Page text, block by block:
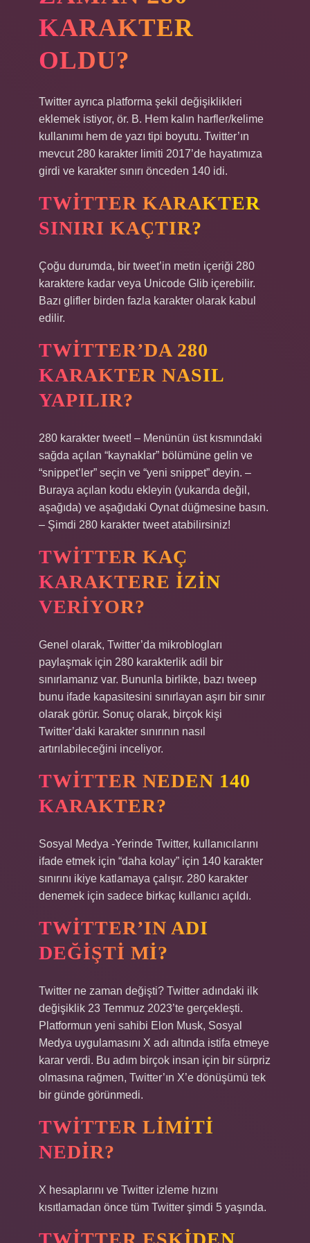
KARAKTER
OLDU?
Twitter ayrıca platforma şekil değişiklikleri
eklemek istiyor, ör. B. Hem kalın harfler/kelime
kullanımı hem de yazı tipi boyutu. Twitter’ın
mevcut 280 karakter limiti 2017’de hayatımıza
girdi ve karakter sınırı önceden 140 idi.
TWITTER KARAKTER
SINIRI KAÇTIR?
Çoğu durumda, bir tweet’in metin içeriği 280
karaktere kadar veya Unicode Glib içerebilir.
Bazı glifler birden fazla karakter olarak kabul
edilir.
TWITTER’DA 280
KARAKTER NASIL
YAPILIR?
280 karakter tweet! – Menünün üst kısmındaki
sağda açılan “kaynaklar” bölümüne gelin ve
“snippet’ler” seçin ve “yeni snippet” deyin. –
Buraya açılan kodu ekleyin (yukarıda değil,
aşağıda) ve aşağıdaki Oynat düğmesine basın.
– Şimdi 280 karakter tweet atabilirsiniz!
TWITTER KAÇ
KARAKTERE IZIN
VERIYOR?
Genel olarak, Twitter’da mikroblogları
paylaşmak için 280 karakterlik adil bir
sınırlamanız var. Bununla birlikte, bazı tweep
bunu ifade kapasitesini sınırlayan aşırı bir sınır
olarak görür. Sonuç olarak, birçok kişi
Twitter’daki karakter sınırının nasıl
artırılabileceğini inceliyor.
TWITTER NEDEN 140
KARAKTER?
Sosyal Medya -Yerinde Twitter, kullanıcılarını
ifade etmek için “daha kolay” için 140 karakter
sınırını ikiye katlamaya çalışır. 280 karakter
denemek için sadece birkaç kullanıcı açıldı.
TWITTER’IN ADI
DEĞIŞTI MI?
Twitter ne zaman değişti? Twitter adındaki ilk
değişiklik 23 Temmuz 2023’te gerçekleşti.
Platformun yeni sahibi Elon Musk, Sosyal
Medya uygulamasını X adı altında istifa etmeye
karar verdi. Bu adım birçok insan için bir sürpriz
olmasına rağmen, Twitter’ın X’e dönüşümü tek
bir günde görünmedi.
TWITTER LIMITI
NEDIR?
X hesaplarını ve Twitter izleme hızını
kısıtlamadan önce tüm Twitter şimdi 5 yaşında.